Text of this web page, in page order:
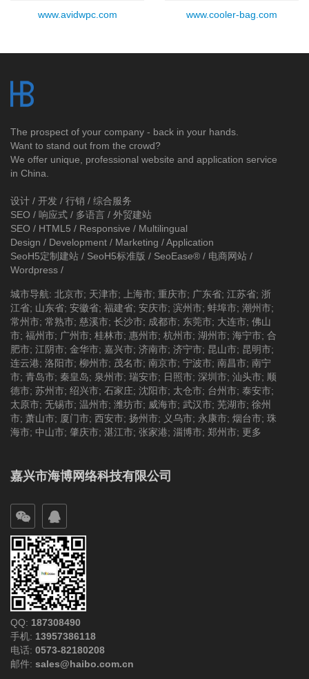
www.avidwpc.com www.cooler-bag.com
The prospect of your company - back in your hands.
Want to stand out from the crowd?
We offer unique, professional website and application service
in China.
设计 / 开发 / 行销 / 综合服务
SEO / 响应式 / 多语言 / 外贸建站
SEO / HTML5 / Responsive / Multilingual
Design / Development / Marketing / Application
SeoH5定制建站 / SeoH5标准版 / SeoEase® / 电商网站 /
Wordpress /
城市导航: 北京市; 天津市; 上海市; 重庆市; 广东省; 江苏省; 浙
江省; 山东省; 安徽省; 福建省; 安庆市; 滨州市; 蚌埠市; 潮州市;
常州市; 常熟市; 慈溪市; 长沙市; 成都市; 东莞市; 大连市; 佛山
市; 福州市; 广州市; 桂林市; 惠州市; 杭州市; 湖州市; 海宁市; 合
肥市; 江阴市; 金华市; 嘉兴市; 济南市; 济宁市; 昆山市; 昆明市;
连云港; 洛阳市; 柳州市; 茂名市; 南京市; 宁波市; 南昌市; 南宁
市; 青岛市; 秦皇岛; 泉州市; 瑞安市; 日照市; 深圳市; 汕头市; 顺
德市; 苏州市; 绍兴市; 石家庄; 沈阳市; 太仓市; 台州市; 泰安市;
太原市; 无锡市; 温州市; 潍坊市; 威海市; 武汉市; 芜湖市; 徐州
市; 萧山市; 厦门市; 西安市; 扬州市; 义乌市; 永康市; 烟台市; 珠
海市; 中山市; 肇庆市; 湛江市; 张家港; 淄博市; 郑州市; 更多
嘉兴市海博网络科技有限公司
QQ: 187308490
手机: 13957386118
电话: 0573-82180208
邮件: sales@haibo.com.cn